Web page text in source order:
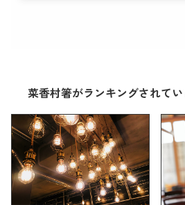
菜香村箸がランキングされて